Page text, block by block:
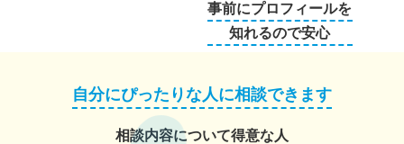
事前にプロフィールを
知れるので安心
自分にぴったりな人に相談できます
相談内容について得意な人